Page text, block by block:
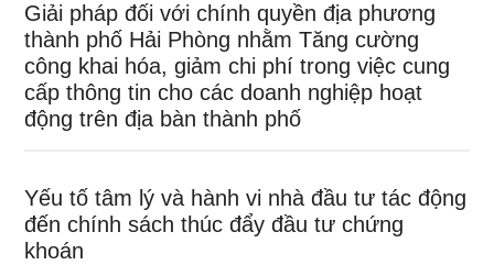
Giải pháp đối với chính quyền địa phương
thành phố Hải Phòng nhằm Tăng cường
công khai hóa, giảm chi phí trong việc cung
cấp thông tin cho các doanh nghiệp hoạt
động trên địa bàn thành phố
Yếu tố tâm lý và hành vi nhà đầu tư tác động
đến chính sách thúc đẩy đầu tư chứng
khoán